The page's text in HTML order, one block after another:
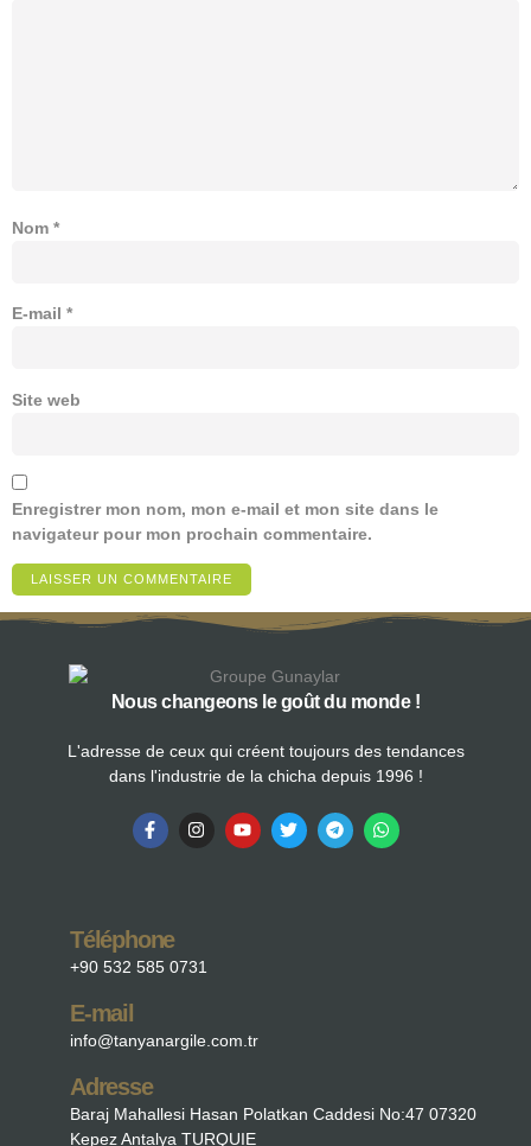
Nom *
E-mail *
Site web
Enregistrer mon nom, mon e-mail et mon site dans le
navigateur pour mon prochain commentaire.
Nous changeons le goût du monde !
L'adresse de ceux qui créent toujours des tendances
dans l'industrie de la chicha depuis 1996 !
Téléphone
+90 532 585 0731
E-mail
info@tanyanargile.com.tr
Adresse
Baraj Mahallesi Hasan Polatkan Caddesi No:47 07320
Kepez Antalya TURQUIE